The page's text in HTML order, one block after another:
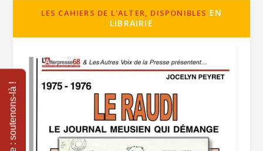
LES CAHIERS DE L'ALTER, DISPONIBLES EN
LIBRAIRIE